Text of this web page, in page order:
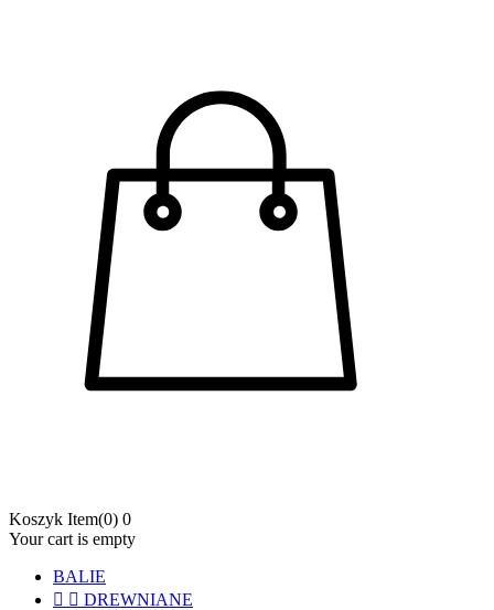
Koszyk Item(0) 0
Your cart is empty
BALIE
  DREWNIANE